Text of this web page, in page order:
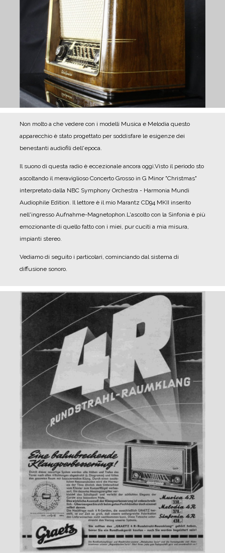
Non molto a che vedere con i modelli Musica e Melodia questo
apparecchio è stato progettato per soddisfare le esigenze dei
benestanti audiofili dell'epoca.
Il suono di questa radio è eccezionale ancora oggi.Visto il periodo sto
ascoltando il meraviglioso Concerto Grosso in G Minor "Christmas"
interpretato dalla NBC Symphony Orchestra - Harmonia Mundi
Audiophile Edition. Il lettore è il mio Marantz CD94 MKII inserito
nell'ingresso Aufnahme-Magnetophon.L'ascolto con la Sinfonia è più
emozionante di quello fatto con i miei, pur cuciti a mia misura,
impianti stereo.
Vediamo di seguito i particolari, cominciando dal sistema di
diffusione sonoro.